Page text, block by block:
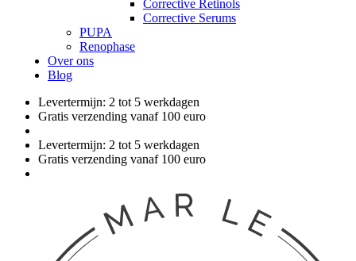
Corrective Retinols
Corrective Serums
PUPA
Renophase
Over ons
Blog
Levertermijn: 2 tot 5 werkdagen
Gratis verzending vanaf 100 euro
Levertermijn: 2 tot 5 werkdagen
Gratis verzending vanaf 100 euro